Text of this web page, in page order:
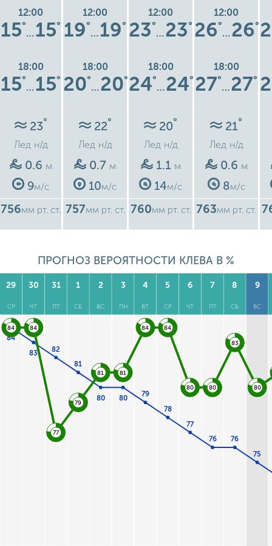
12:00
15°
…15°
18:00
15°
…15°
23°
Лед н/д
0.6 м
9м/с
756мм рт. ст.
12:00
19°
…19°
18:00
20°
…20°
22°
Лед н/д
0.7 м
10м/с
757мм рт. ст.
12:00
23°
…23°
18:00
24°
…24°
20°
Лед н/д
1.1 м
14м/с
760мм рт. ст.
12:00
26°
…26°
18:00
27°
…27°
21°
Лед н/д
0.6 м
8м/с
763мм рт. ст.
ПРОГНОЗ ВЕРОЯТНОСТИ КЛЕВА В %
29
СР
30
ЧТ
31
ПТ
1
СБ
2
ВС
3
ПН
4
ВТ
5
СР
6
ЧТ
7
ПТ
8
СБ
9
ВС
84
83
82
81
80 80
79
78
77
76 76
75
84 84
77
79
81 81
84 84
80 80
83
80